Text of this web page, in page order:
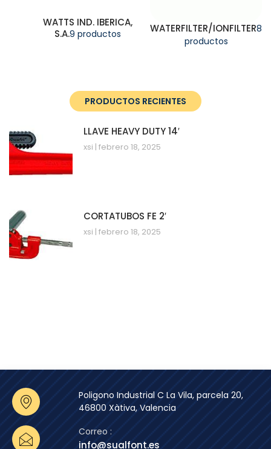
WATTS IND. IBERICA,
S.A.9 productos WATERFILTER/IONFILTER8
productos
PRODUCTOS RECIENTES
LLAVE HEAVY DUTY 14′
xsi febrero 18, 2025
CORTATUBOS FE 2′
xsi febrero 18, 2025
Poligono Industrial C La Vila, parcela 20,
46800 Xàtiva, Valencia
Correo :
info@sualfont.es